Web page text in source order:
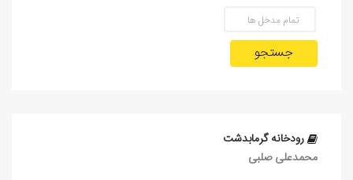
جستجو
رودخانه گرمابدشت
محمدعلی صلبی